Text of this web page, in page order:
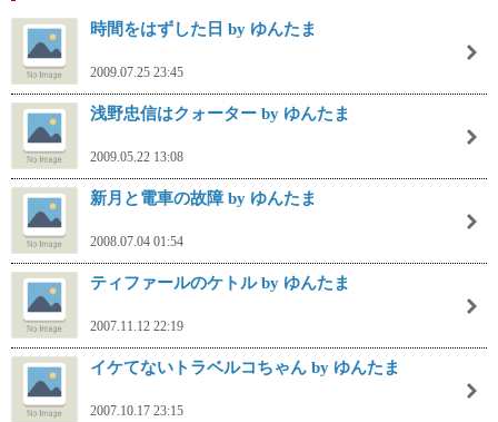
時間をはずした日 by ゆんたま
2009.07.25 23:45
浅野忠信はクォーター by ゆんたま
2009.05.22 13:08
新月と電車の故障 by ゆんたま
2008.07.04 01:54
ティファールのケトル by ゆんたま
2007.11.12 22:19
イケてないトラベルコちゃん by ゆんたま
2007.10.17 23:15